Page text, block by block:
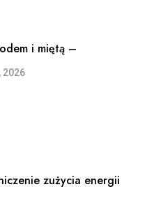
i miętą –
2026
zużycia energii